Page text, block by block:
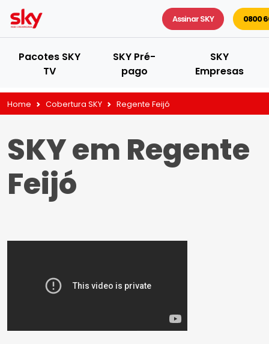
Assinar SKY 0800
Pacotes SKY
TV
SKY Pré-
pago
SKY
Empresas
Home Cobertura SKY Regente Feijó
SKY em Regente
Feijó